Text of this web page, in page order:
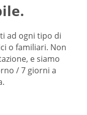
ad ogni tipo di
o familiari. Non
e siamo
/ 7 giorni a